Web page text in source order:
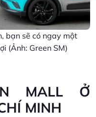
bạn sẽ có ngay một
(Ảnh: Green SM)
MALL Ở
MINH